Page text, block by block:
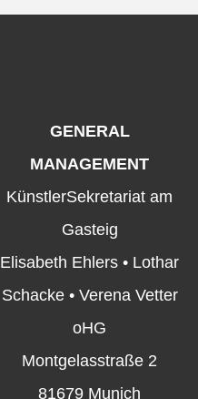
GENERAL
MANAGEMENT
KünstlerSekretariat am
Gasteig
Elisabeth Ehlers • Lothar
Schacke • Verena Vetter
oHG
Montgelasstraße 2
81679 Munich